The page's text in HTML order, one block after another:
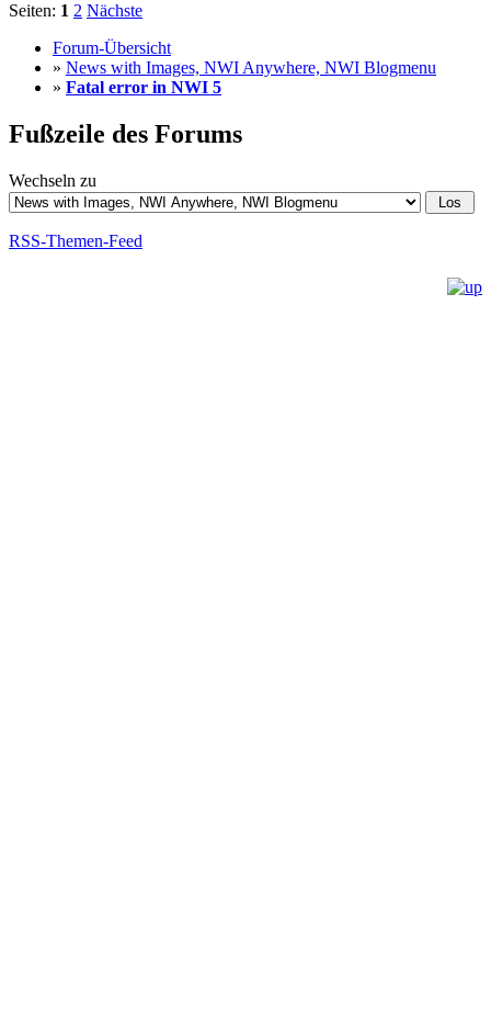
Seiten: 1 2 Nächste
Forum-Übersicht
» News with Images, NWI Anywhere, NWI Blogmenu
» Fatal error in NWI 5
Fußzeile des Forums
Wechseln zu
RSS-Themen-Feed